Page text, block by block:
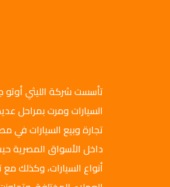
السيارات ومرت بمراحل
تجارة وبيع السيارات في
داخل الأسواق المصرية
أنواع السيارات، وكذلك